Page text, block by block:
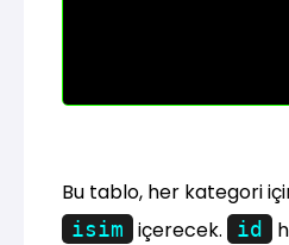
Bu tablo, her kategori
isim içerecek. id